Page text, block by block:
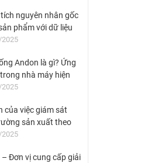
nguyên nhân gốc
phẩm với dữ liệu
Andon là gì? Ứng
nhà máy hiện
của việc giám sát
sản xuất theo
thực
– Đơn vị cung cấp giải